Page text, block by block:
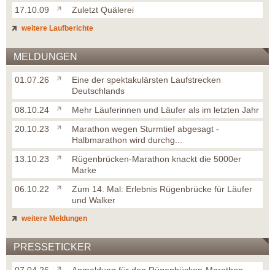
17.10.09
Zuletzt Quälerei
weitere Laufberichte
MELDUNGEN
01.07.26
Eine der spektakulärsten Laufstrecken
Deutschlands
08.10.24
Mehr Läuferinnen und Läufer als im letzten Jahr
20.10.23
Marathon wegen Sturmtief abgesagt -
Halbmarathon wird durchg...
13.10.23
Rügenbrücken-Marathon knackt die 5000er
Marke
06.10.22
Zum 14. Mal: Erlebnis Rügenbrücke für Läufer
und Walker
weitere Meldungen
PRESSETICKER